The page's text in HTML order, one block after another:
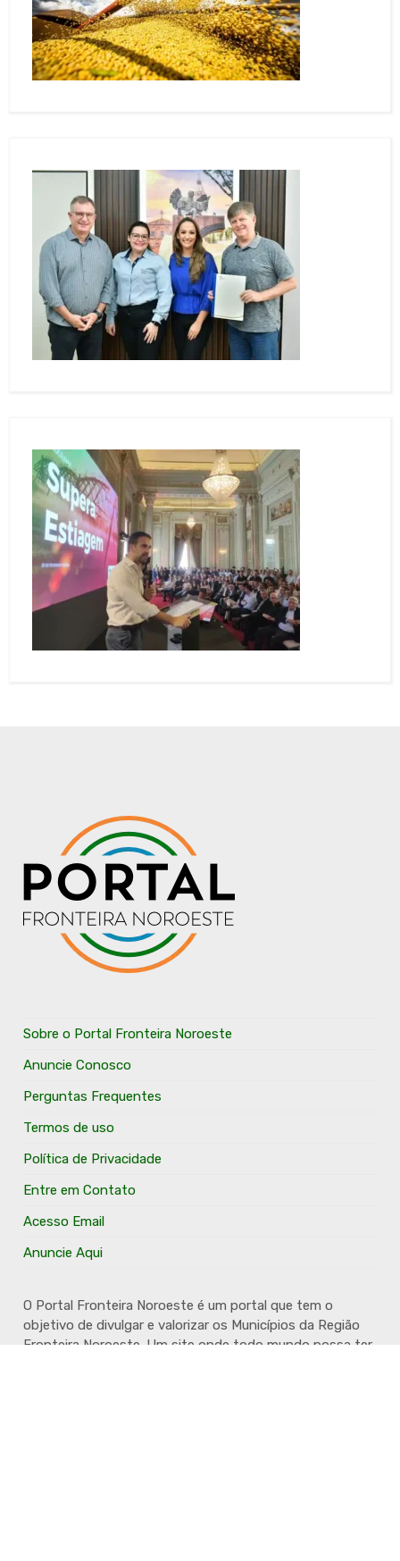
Sobre o Portal Fronteira Noroeste
Anuncie Conosco
Perguntas Frequentes
Termos de uso
Política de Privacidade
Entre em Contato
Acesso Email
Anuncie Aqui
O Portal Fronteira Noroeste é um portal que tem o
objetivo de divulgar e valorizar os Municípios da Região
Fronteira Noroeste. Um site onde todo mundo possa ter